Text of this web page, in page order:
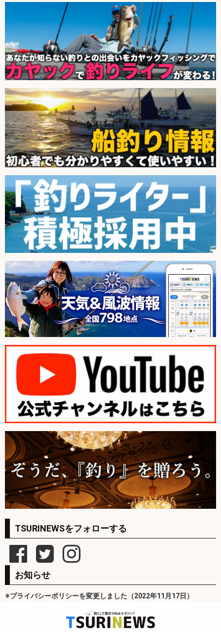
TSURINEWSをフォローする
お知らせ
※プライバシーポリシーを変更しました（2022年11月17日）